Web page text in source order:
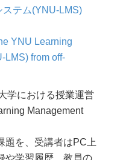
テム(YNU-LMS)
YNU Learning
LMS) from off-
学における授業運営
Management
を、受講者はPC上